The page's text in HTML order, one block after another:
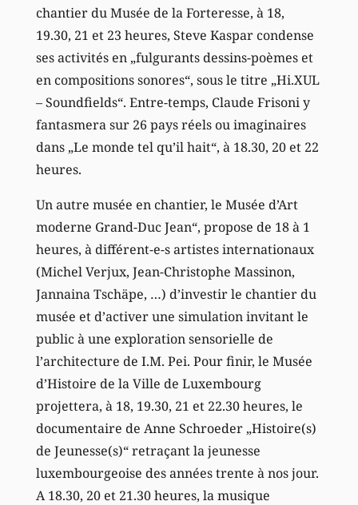
chantier du Musée de la Forteresse, à 18,
19.30, 21 et 23 heures, Steve Kaspar condense
ses activités en „fulgurants dessins-poèmes et
en compositions sonores“, sous le titre „Hi.XUL
– Soundfields“. Entre-temps, Claude Frisoni y
fantasmera sur 26 pays réels ou imaginaires
dans „Le monde tel qu’il hait“, à 18.30, 20 et 22
heures.
Un autre musée en chantier, le Musée d’Art
moderne Grand-Duc Jean“, propose de 18 à 1
heures, à différent-e-s artistes internationaux
(Michel Verjux, Jean-Christophe Massinon,
Jannaina Tschäpe, …) d’investir le chantier du
musée et d’activer une simulation invitant le
public à une exploration sensorielle de
l’architecture de I.M. Pei. Pour finir, le Musée
d’Histoire de la Ville de Luxembourg
projettera, à 18, 19.30, 21 et 22.30 heures, le
documentaire de Anne Schroeder „Histoire(s)
de Jeunesse(s)“ retraçant la jeunesse
luxembourgeoise des années trente à nos jour.
A 18.30, 20 et 21.30 heures, la musique